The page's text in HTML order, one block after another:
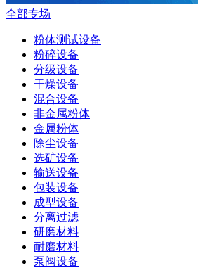
全部专场
粉体测试设备
粉碎设备
分级设备
干燥设备
混合设备
非金属粉体
金属粉体
除尘设备
选矿设备
输送设备
包装设备
成型设备
分离过滤
研磨材料
耐磨材料
泵阀设备